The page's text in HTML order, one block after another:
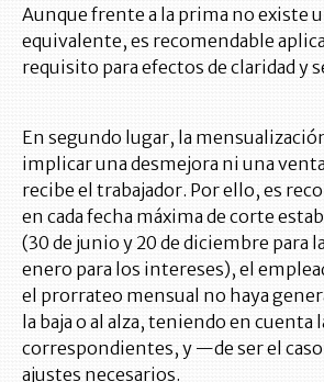
Aunque frente a la prima no existe
equivalente, es recomendable
requisito para efectos de claridad y
En segundo lugar, la
implicar una desmejora ni una
recibe el trabajador. Por ello, es
en cada fecha máxima de corte
(30 de junio y 20 de diciembre para
enero para los intereses), el
el prorrateo mensual no haya
la baja o al alza, teniendo en cuenta
correspondientes, y —de ser el
ajustes necesarios.